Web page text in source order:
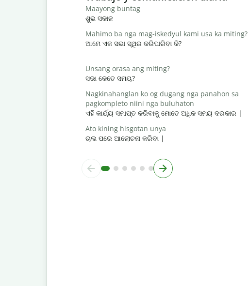
Maayong buntag
ଶୁଭ ସକାଳ
Mahimo ba nga mag-iskedyul kami usa ka miting?
ଆମେ ଏକ ସଭା ସ୍ଥିର କରିପାରିବା କି?
Unsang orasa ang miting?
ସଭା କେତେ ସମୟ?
Nagkinahanglan ko og dugang nga panahon sa
pagkompleto niini nga buluhaton
ଏହି କାର୍ଯ୍ୟ ସମାପ୍ତ କରିବାକୁ ମୋତେ ଅଧିକ ସମୟ ଦରକାର |
Ato kining hisgotan unya
ଚାଲ ପରେ ଆଲୋଚନା କରିବା |